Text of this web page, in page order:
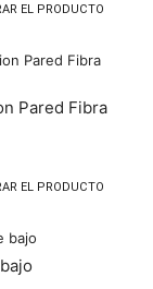
EL PRODUCTO
Pared Fibra
EL PRODUCTO